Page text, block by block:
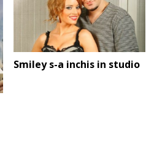
Smiley s-a inchis in studio